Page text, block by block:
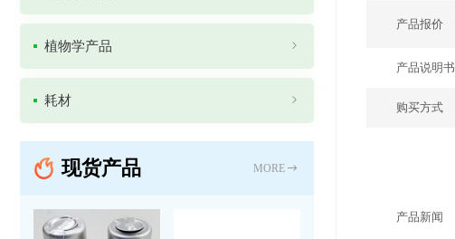
产品报价
产品说明书
购买方式
产品新闻
植物学产品
耗材
现货产品 MORE